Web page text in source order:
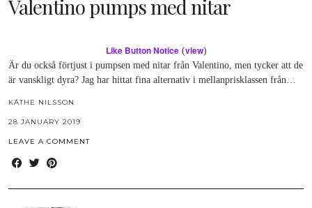
Valentino pumps med nitar
Like Button Notice(view)
Är du också förtjust i pumpsen med nitar från Valentino, men tycker att de
är vanskligt dyra? Jag har hittat fina alternativ i mellanprisklassen från…
KÄTHE NILSSON
28 JANUARY 2019
LEAVE A COMMENT